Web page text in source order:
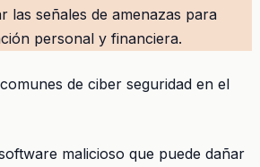
las señales de amenazas para
personal y financiera.
de ciber seguridad en el
malicioso que puede dañar